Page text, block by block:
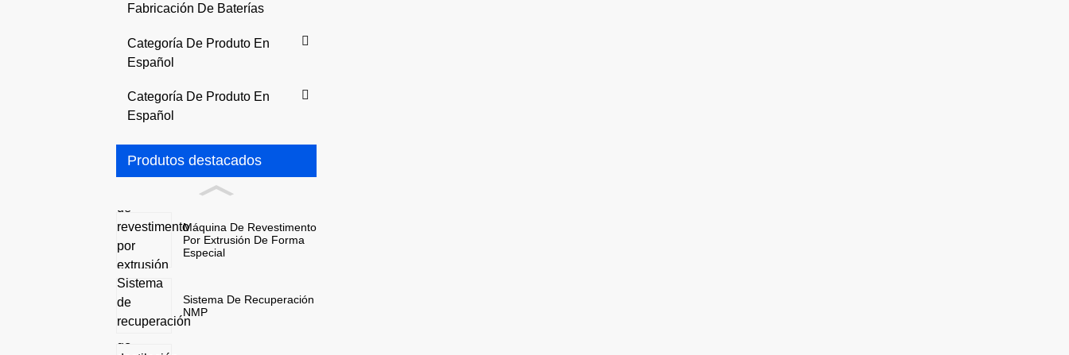
Fabricación De Baterías
Categoría De Produto En
Español
Categoría De Produto En
Español
Produtos destacados
Máquina De Revestimento
Por Extrusión De Forma
Especial
Sistema De Recuperación
NMP